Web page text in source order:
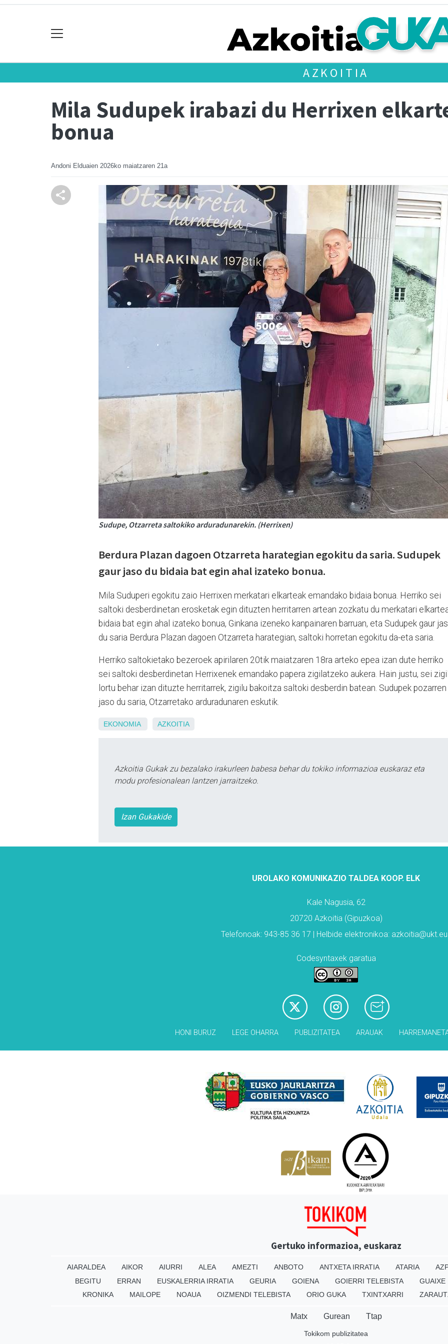
AZKOITIA
Mila Sudupek irabazi du Herrixen
bonua
Andoni Elduaien 2026ko maiatzaren 21a
Sudupe, Otzarreta saltokiko arduradunarekin. (Herrixen)
Berdura Plazan dagoen Otzarreta harategian egokitu da saria. Sudupek
gaur jaso du bidaia bat egin ahal izateko bonua.
Mila Suduperi egokitu zaio Herrixen merkatari elkarteak emandako bidaia bonua. Herriko sei
saltoki desberdinetan erosketak egin dituzten herritarren artean zozkatu du merkatari
bidaia bat egin ahal izateko bonua, Ginkana izeneko kanpainaren barruan, eta Sudupek gaur
du saria Berdura Plazan dagoen Otzarreta harategian, saltoki horretan egokitu da-eta saria.
Herriko saltokietako bezeroek apirilaren 20tik maiatzaren 18ra arteko epea izan dute herriko
sei saltoki desberdinetan Herrixenek emandako papera zigilatzeko aukera. Hain justu, sei
lortu behar izan dituzte herritarrek, zigilu bakoitza saltoki desberdin batean. Sudupek pozarren
jaso du saria, Otzarretako arduradunaren eskutik.
EKONOMIA AZKOITIA
Azkoitia Gukak zu bezalako irakurleen babesa behar du tokiko informazioa euskaraz eta
modu profesionalean lantzen jarraitzeko.
Izan Gukakide
UROLAKO KOMUNIKAZIO TALDEA KOOP. ELK
Kale Nagusia, 62
20720 Azkoitia (Gipuzkoa)
Telefonoak: 943-85 36 17 | Helbide elektronikoa:
Codesyntaxek garatua
HONI BURUZ LEGE OHARRA PUBLIZITATEA ARAUAK
Gertuko informazioa, euskaraz
AIARALDEA AIKOR AIURRI ALEA AMEZTI ANBOTO ANTXETA IRRATIA ATARIA
BEGITU
ERRAN EUSKALERRIA IRRATIA GEURIA GOIENA GOIERRI TELEBISTA
GUAIXE
KRONIKA
MAILOPE NOAUA OIZMENDI TELEBISTA ORIO GUKA TXINTXARRI
Matx Gurean Ttap
Tokikom publizitatea